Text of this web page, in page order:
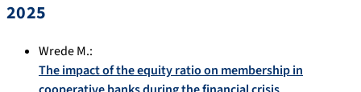
2025
Wrede M.:
The impact of the equity ratio on membership in